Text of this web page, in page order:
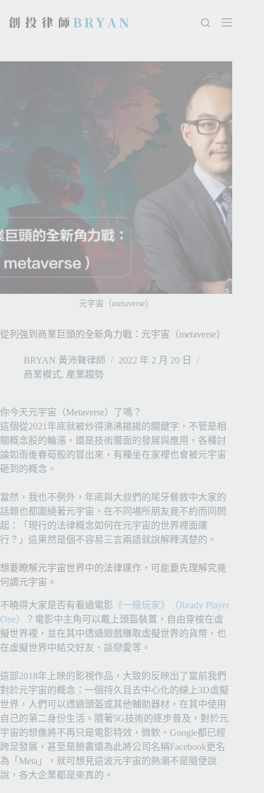
元宇宙（metaverse）
從列強到商業巨頭的全新角力戰：元宇宙（metaverse）
BRYAN 黃沛聲律師
2022 年 2 月 20 日
商業模式, 產業趨勢
你今天元宇宙（Metaverse）了嗎？
這個從2021年底就被炒得沸沸揚揚的關鍵字，不管是相
關概念股的輪漲，還是技術層面的發展與應用，各種討
論如雨後春筍般的冒出來，有種坐在家裡也會被元宇宙
砸到的概念。
當然，我也不例外，年底與大叔們的尾牙餐敘中大家的
話題也都圍繞著元宇宙，在不同場所朋友竟不約而同問
起：「現行的法律概念如何在元宇宙的世界裡面運
行？」這果然是個不容易三言兩語就說解釋清楚的。
想要瞭解元宇宙世界中的法律運作，可能要先理解究竟
何謂元宇宙。
不曉得大家是否有看過電影 《一級玩家》（Ready Player
One）
？電影中主角可以戴上頭盔裝置，自由穿梭在虛
擬世界裡，並在其中透過遊戲賺取虛擬世界的貨幣，也
在虛擬世界中結交好友、談戀愛等。
這部2018年上映的影視作品，大致的反映出了當前我們
對於元宇宙的概念：一個持久且去中心化的線上3D虛擬
世界，人們可以透過頭盔或其他輔助器材，在其中使用
自己的第二身份生活。隨著5G技術的逐步普及，對於元
宇宙的想像將不再只是電影特效，微軟、Google都已經
跨足發展，甚至是臉書還為此將公司名稱Facebook更名
為「Meta」，就可想見這波元宇宙的熱潮不是隨便說
說，各大企業都是來真的。